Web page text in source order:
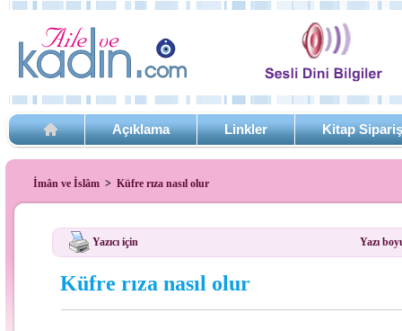
Açıklama Linkler Kitap
İmân ve İslâm > Küfre rıza nasıl olur
Yazıcı için Yazı
Küfre rıza nasıl olur